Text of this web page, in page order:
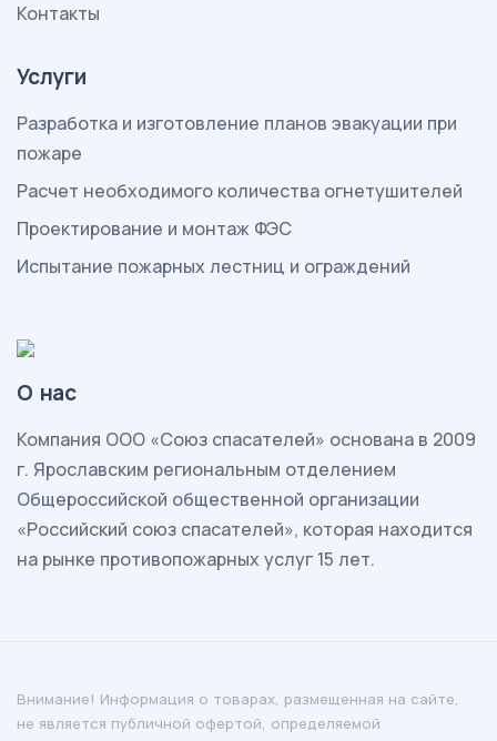
Контакты
Услуги
Разработка и изготовление планов эвакуации при
пожаре
Расчет необходимого количества огнетушителей
Проектирование и монтаж ФЭС
Испытание пожарных лестниц и ограждений
О нас
Компания ООО «Союз спасателей» основана в 2009
г. Ярославским региональным отделением
Общероссийской общественной организации
«Российский союз спасателей», которая находится
на рынке противопожарных услуг 15 лет.
Внимание! Информация о товарах, размещенная на сайте,
не является публичной офертой, определяемой